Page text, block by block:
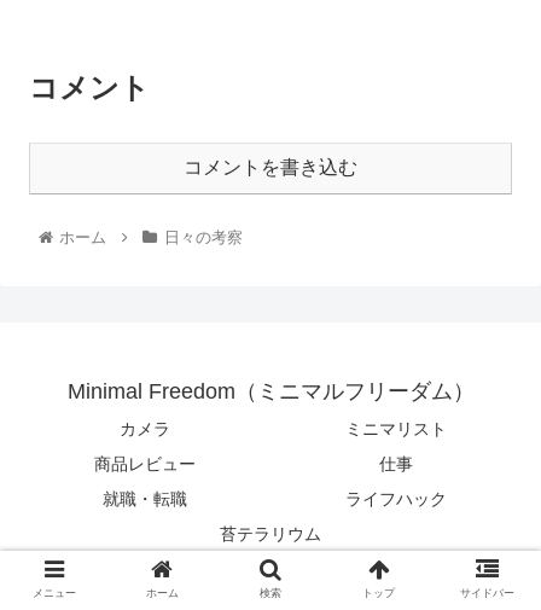
コメント
コメントを書き込む
ホーム 日々の考察
Minimal Freedom（ミニマルフリーダム）
カメラ
ミニマリスト
商品レビュー
仕事
就職・転職
ライフハック
苔テラリウム
© 2017 Minimal Freedom（ミニマルフリーダム）.
メニュー ホーム 検索 トップ サイドバー